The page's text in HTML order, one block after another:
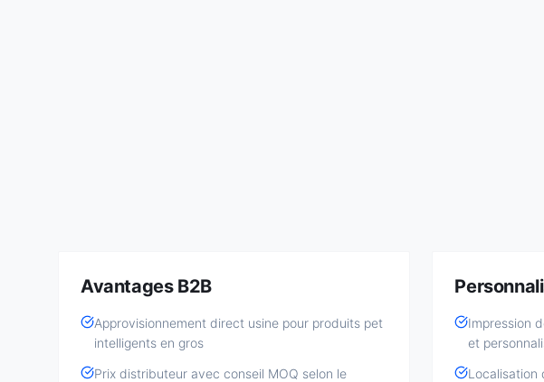
Avantages B2B
Approvisionnement direct usine pour produits pet
intelligents en gros
Prix distributeur avec conseil MOQ selon le
Impression
et
Localisation